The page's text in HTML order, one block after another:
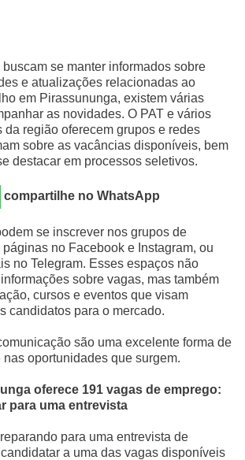
se manter informados sobre
e atualizações relacionadas ao
em Pirassununga, existem várias
as novidades. O PAT e vários
da região oferecem grupos e redes
sobre as vacâncias disponíveis, bem
destacar em processos seletivos.
compartilhe no WhatsApp
se inscrever nos grupos de
no Facebook e Instagram, ou
no Telegram. Esses espaços não
sobre vagas, mas também
cursos e eventos que visam
candidatos para o mercado.
são uma excelente forma de
nas oportunidades que surgem.
oferece 191 vagas de emprego:
para uma entrevista
para uma entrevista de
a uma das vagas disponíveis